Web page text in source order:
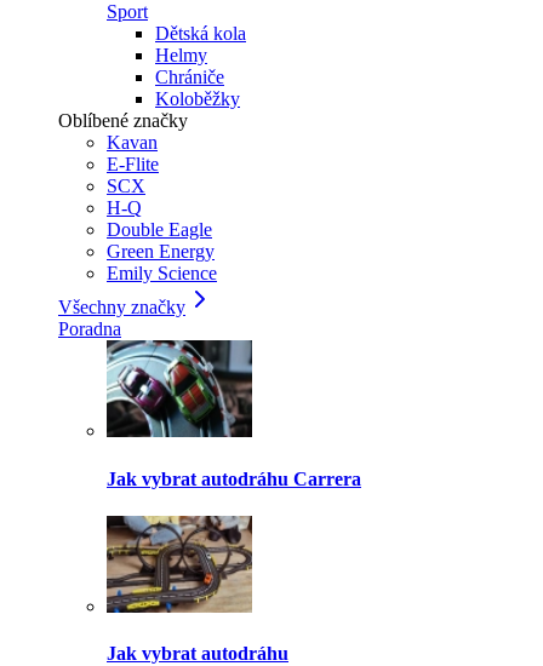
Sport
Dětská kola
Helmy
Chrániče
Koloběžky
Oblíbené značky
Kavan
E-Flite
SCX
H-Q
Double Eagle
Green Energy
Emily Science
Všechny značky
Poradna
Jak vybrat autodráhu Carrera
Jak vybrat autodráhu